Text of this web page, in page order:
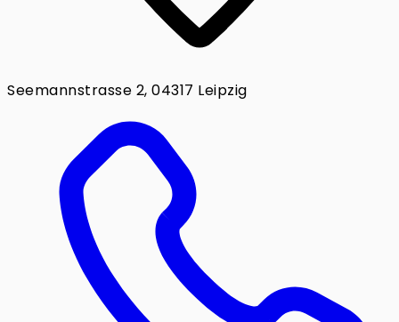
Seemannstrasse 2, 04317 Leipzig